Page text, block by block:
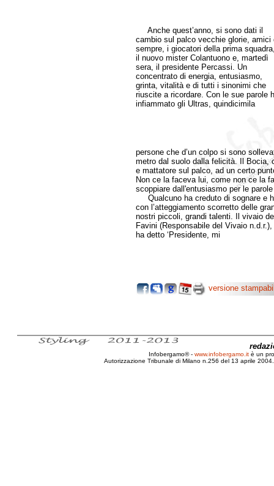
Anche quest’anno, si sono dati il
cambio sul palco vecchie glorie, amici
sempre, i giocatori della prima
il nuovo mister Colantuono e, martedì
sera, il presidente Percassi. Un
concentrato di energia, entusiasmo,
grinta, vitalità e di tutti i sinonimi che
riuscite a ricordare. Con le sue parole
infiammato gli Ultras, quindicimila
persone che d’un colpo si sono
metro dal suolo dalla felicità. Il Bocia,
e mattatore sul palco, ad un certo
Non ce la faceva lui, come non ce la
scoppiare dall'entusiasmo per le
Qualcuno ha creduto di sognare e
con l’atteggiamento scorretto delle
nostri piccoli, grandi talenti. Il vivaio
Favini (Responsabile del Vivaio
ha detto ‘Presidente, mi
versione
Infobergamo® - www.infobergamo.it è un
Autorizzazione Tribunale di Milano n.256 del 13 aprile